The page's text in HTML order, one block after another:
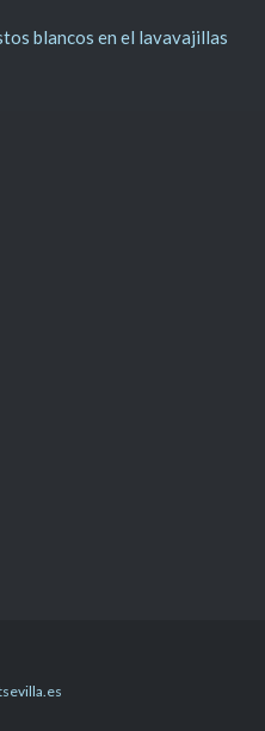
blancos en el lavavajillas